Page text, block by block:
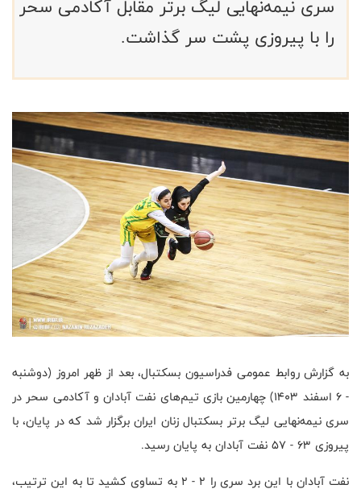
سری نیمه‌نهایی لیگ برتر مقابل آکادمی سحر
را با پیروزی پشت سر گذاشت.
به گزارش روابط عمومی فدراسیون بسکتبال، بعد از ظهر امروز (دوشنبه
- ۶ اسفند ۱۴۰۳) چهارمین بازی تیم‌های نفت آبادان و آکادمی سحر در
سری نیمه‌نهایی لیگ برتر بسکتبال زنان ایران برگزار شد که در پایان، با
پیروزی ۶۳ - ۵۷ نفت آبادان به پایان رسید.
نفت آبادان با این برد سری را ۲ - ۲ به تساوی کشید تا به این ترتیب،